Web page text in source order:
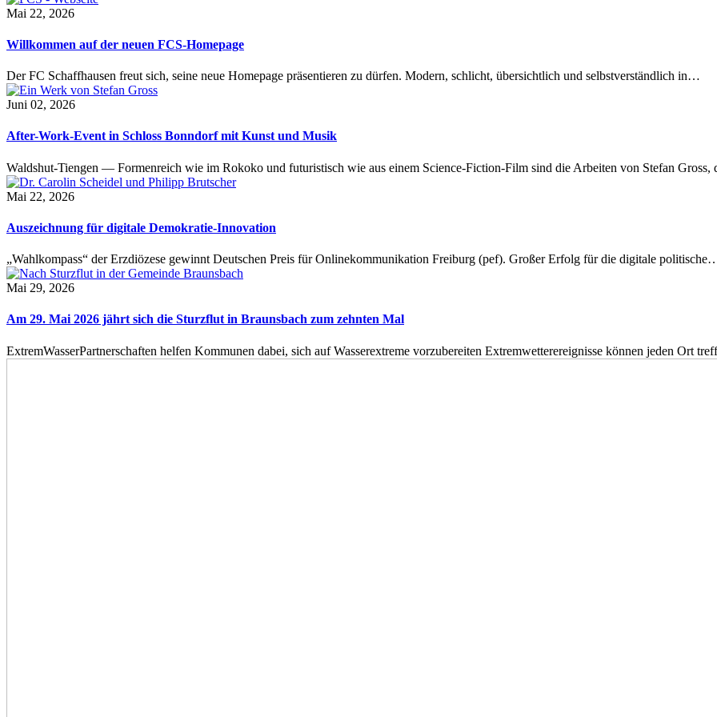
Mai 22, 2026
Willkommen auf der neuen FCS-Homepage
Der FC Schaffhausen freut sich, seine neue Homepage präsentieren zu dürfen. Modern, schlicht, übersichtlich und selbstverständlich in…
Juni 02, 2026
After-Work-Event in Schloss Bonndorf mit Kunst und Musik
Waldshut-Tiengen — Formenreich wie im Rokoko und futuristisch wie aus einem Science-Fiction-Film sind die Arbeiten von Stefan
Mai 22, 2026
Auszeichnung für digitale Demokratie-Innovation
„Wahlkompass“ der Erzdiözese gewinnt Deutschen Preis für Onlinekommunikation Freiburg (pef). Großer Erfolg für die digitale
Mai 29, 2026
Am 29. Mai 2026 jährt sich die Sturzflut in Braunsbach zum zehnten Mal
ExtremWasserPartnerschaften helfen Kommunen dabei, sich auf Wasserextreme vorzubereiten Extremwetterereignisse können jeden Ort